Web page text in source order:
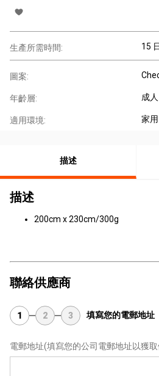
生產所需時間: 15
圖案:
年齡層: 成人
適用環境: 家用
描述
描述
200cm x 230cm/300g
聯絡供應商
1 2 3 填寫您的電郵地址
電郵地址(填寫您的公司電郵地址以獲